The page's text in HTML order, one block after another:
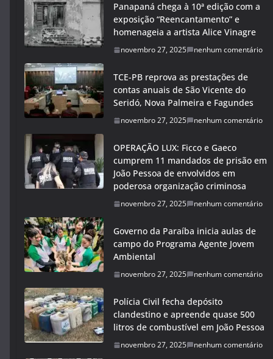
Panapaná chega à 10ª edição com a
exposição “Reencantamento” e
homenageia a artista Alice Vinagre
novembro 27, 2025 nenhum comentário
TCE-PB reprova as prestações de
contas anuais de São Vicente do
Seridó, Nova Palmeira e Fagundes
novembro 27, 2025 nenhum comentário
OPERAÇÃO LUX: Ficco e Gaeco
cumprem 11 mandados de prisão em
João Pessoa de envolvidos em
poderosa organização criminosa
novembro 27, 2025 nenhum comentário
Governo da Paraíba inicia aulas de
campo do Programa Agente Jovem
Ambiental
novembro 27, 2025 nenhum comentário
Polícia Civil fecha depósito
clandestino e apreende quase 500
litros de combustível em João Pessoa
novembro 27, 2025 nenhum comentário